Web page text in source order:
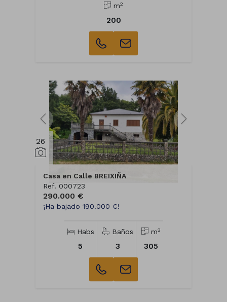
m2
200
26
Casa en Calle BREIXIÑA
Ref. 000723
290.000 €
¡Ha bajado 190.000 €!
Habs
5
Baños
3
m2
305